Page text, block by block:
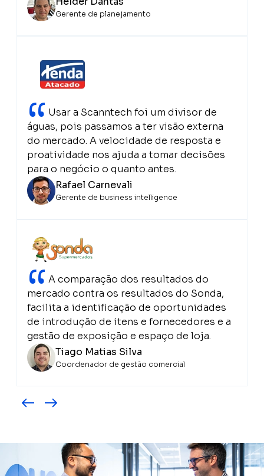
Gerente de planejamento
“Usar a Scanntech foi um divisor de
águas, pois passamos a ter visão externa
do mercado. A velocidade de resposta e
proatividade nos ajuda a tomar decisões
para o negócio o quanto antes.
Rafael Carnevali
Gerente de business intelligence
“A comparação dos resultados do
mercado contra os resultados do Sonda,
facilita a identificação de oportunidades
de introdução de itens e fornecedores e a
gestão de exposição e espaço de loja.
Tiago Matias Silva
Coordenador de gestão comercial